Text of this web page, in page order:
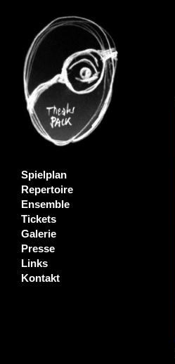
Spielplan
Repertoire
Ensemble
Tickets
Galerie
Presse
Links
Kontakt